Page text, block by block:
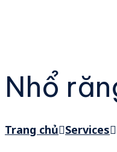
Nhổ
Trang chủ Services